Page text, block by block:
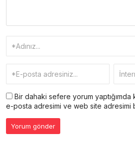
Bir dahaki sefere yorum yaptığımda
e-posta adresimi ve web site adresimi